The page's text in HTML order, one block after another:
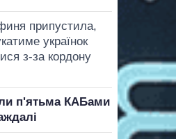
припустила,
українок
з-за кордону
п'ятьма КАБами